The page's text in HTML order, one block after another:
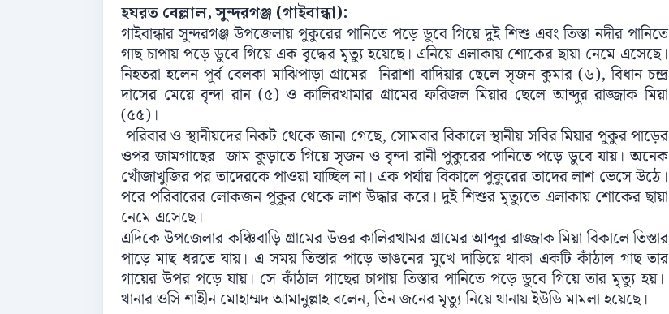
হযরত বেল্লাল, সুন্দরগঞ্জ (গাইবান্ধা):
গাইবান্ধার সুন্দরগঞ্জ উপজেলায় পুকুরের পানিতে পড়ে ডুবে গিয়ে দুই শিশু এবং তিস্তা নদীর পানিতে
গাছ চাপায় পড়ে ডুবে গিয়ে এক বৃদ্ধের মৃত্যু হয়েছে। এনিয়ে এলাকায় শোকের ছায়া নেমে এসেছে।
নিহতরা হলেন পূর্ব বেলকা মাঝিপাড়া গ্রামের নিরাশা বাদিয়ার ছেলে সৃজন কুমার (৬), বিধান চন্দ্র
দাসের মেয়ে বৃন্দা রান (৫) ও কালিরখামার গ্রামের ফরিজল মিয়ার ছেলে আব্দুর রাজ্জাক মিয়া
(৫৫)।
পরিবার ও স্থানীয়দের নিকট থেকে জানা গেছে, সোমবার বিকালে স্থানীয় সবির মিয়ার পুকুর পাড়ের
ওপর জামগাছের জাম কুড়াতে গিয়ে সৃজন ও বৃন্দা রানী পুকুরের পানিতে পড়ে ডুবে যায়। অনেক
খোঁজাখুজির পর তাদেরকে পাওয়া যাচ্ছিল না। এক পর্যায় বিকালে পুকুরের তাদের লাশ ভেসে উঠে।
পরে পরিবারের লোকজন পুকুর থেকে লাশ উদ্ধার করে। দুই শিশুর মৃত্যুতে এলাকায় শোকের ছায়া
নেমে এসেছে।
এদিকে উপজেলার কঞ্চিবাড়ি গ্রামের উত্তর কালিরখামর গ্রামের আব্দুর রাজ্জাক মিয়া বিকালে তিস্তার
পাড়ে মাছ ধরতে যায়। এ সময় তিস্তার পাড়ে ভাঙনের মুখে দাড়িয়ে থাকা একটি কাঁঠাল গাছ তার
গায়ের উপর পড়ে যায়। সে কাঁঠাল গাছের চাপায় তিস্তার পানিতে পড়ে ডুবে গিয়ে তার মৃত্যু হয়।
থানার ওসি শাহীন মোহাম্মদ আমানুল্লাহ বলেন, তিন জনের মৃত্যু নিয়ে থানায় ইউডি মামলা হয়েছে।